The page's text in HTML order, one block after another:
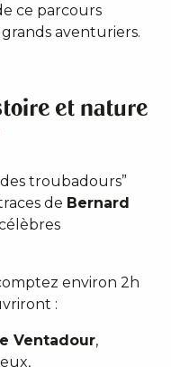
ce parcours
aventuriers.
et nature
troubadours”
de Bernard
environ 2h
:
Ventadour,